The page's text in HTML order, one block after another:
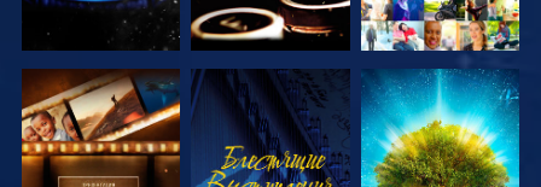
СМОТРЕТЬ
ПЕРЕДАЧИ
СМОТРЕТЬ
СМОТРЕТЬ
ПЕРЕДАЧИ